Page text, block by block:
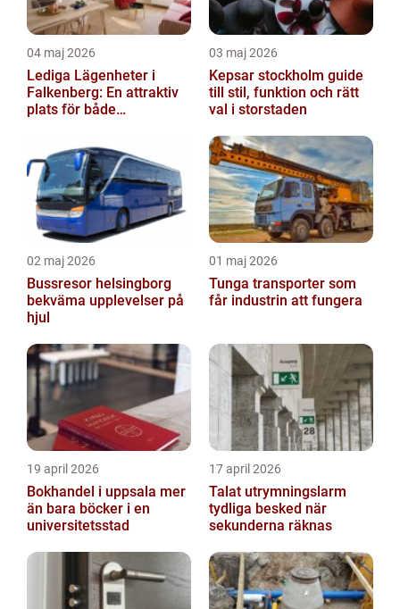
04 maj 2026
Lediga Lägenheter i
Falkenberg: En attraktiv
plats för både
och semesterfirare
03 maj 2026
Kepsar stockholm guide
till stil, funktion och rätt
val i storstaden
02 maj 2026
Bussresor helsingborg
bekväma upplevelser på
hjul
01 maj 2026
Tunga transporter som
får industrin att fungera
19 april 2026
Bokhandel i uppsala mer
än bara böcker i en
universitetsstad
17 april 2026
Talat utrymningslarm
tydliga besked när
sekunderna räknas